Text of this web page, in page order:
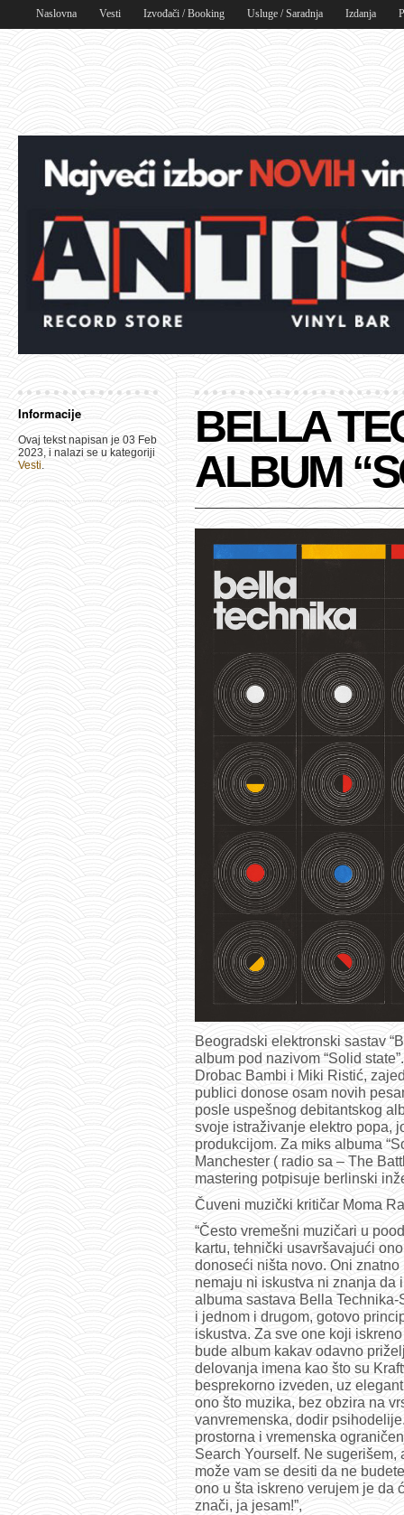
Naslovna Vesti Izvođači / Booking Usluge / Saradnja Izdanja
Informacije
Ovaj tekst napisan je 03 Feb
2023, i nalazi se u kategoriji
Vesti.
BELLA
ALBUM
Beogradski elektronski sastav
album pod nazivom “Solid
Drobac Bambi i Miki Ristić,
publici donose osam novih
posle uspešnog debitantskog
svoje istraživanje elektro popa,
produkcijom. Za miks albuma
Manchester ( radio sa – The
mastering potpisuje berlinski
Čuveni muzički kritičar Moma
“Često vremešni muzičari u
kartu, tehnički usavršavajući
donoseći ništa novo. Oni
nemaju ni iskustva ni znanja
albuma sastava Bella
i jednom i drugom, gotovo
iskustva. Za sve one koji
bude album kakav odavno
delovanja imena kao što su
besprekorno izveden, uz
ono što muzika, bez obzira na
vanvremenska, dodir
prostorna i vremenska
Search Yourself. Ne
može vam se desiti da ne
ono u šta iskreno verujem je da
znači, ja jesam!”,